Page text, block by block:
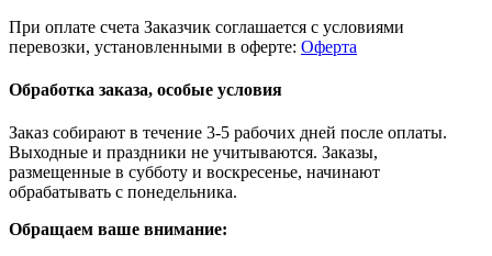
При оплате счета Заказчик соглашается с условиями
перевозки, установленными в оферте: Оферта
Обработка заказа, особые условия
Заказ собирают в течение 3-5 рабочих дней после оплаты.
Выходные и праздники не учитываются. Заказы,
размещенные в субботу и воскресенье, начинают
обрабатывать с понедельника.
Обращаем ваше внимание: